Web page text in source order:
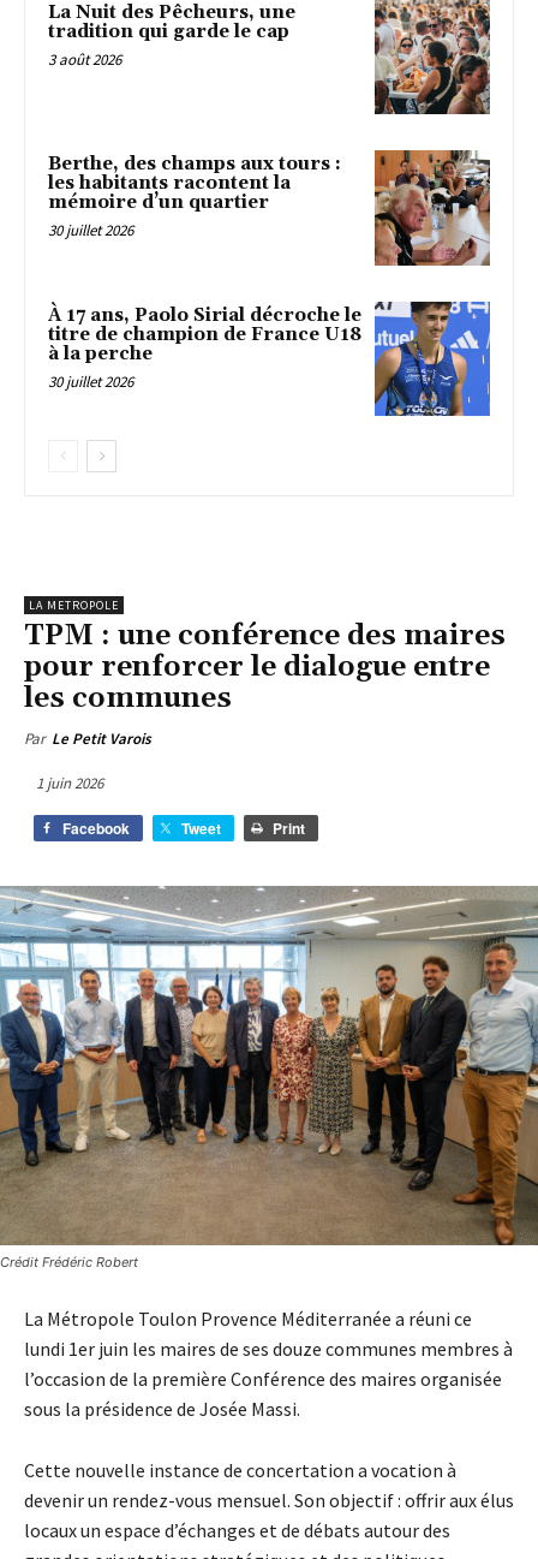
La Nuit des Pêcheurs, une
tradition qui garde le cap
3 août 2026
Berthe, des champs aux tours :
les habitants racontent la
mémoire d’un quartier
30 juillet 2026
À 17 ans, Paolo Sirial décroche le
titre de champion de France U18
à la perche
30 juillet 2026
LA METROPOLE
TPM : une conférence des maires
pour renforcer le dialogue entre
les communes
Par Le Petit Varois
1 juin 2026
Facebook Tweet Print
Crédit Frédéric Robert
La Métropole Toulon Provence Méditerranée a réuni ce
lundi 1er juin les maires de ses douze communes membres à
l’occasion de la première Conférence des maires organisée
sous la présidence de Josée Massi.
Cette nouvelle instance de concertation a vocation à
devenir un rendez-vous mensuel. Son objectif : offrir aux élus
locaux un espace d’échanges et de débats autour des